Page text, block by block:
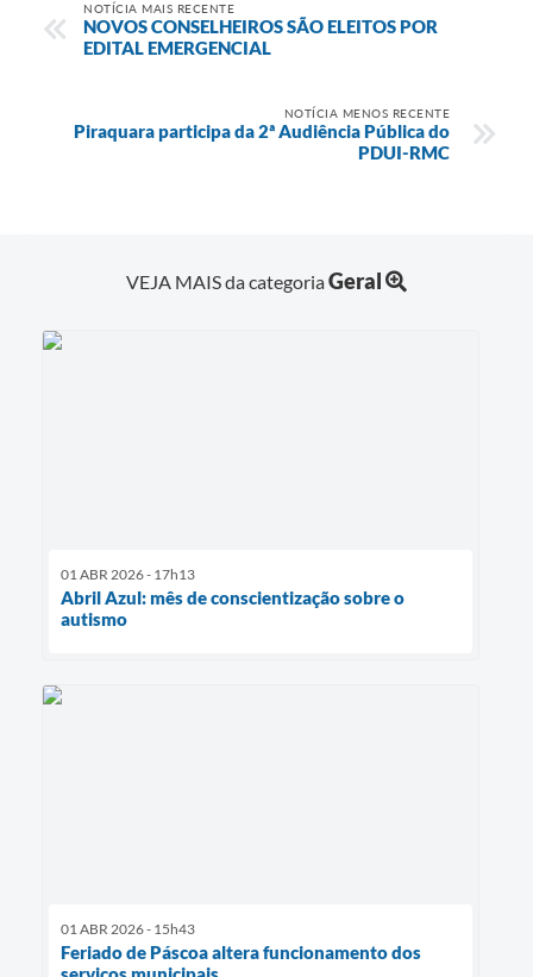
NOTÍCIA MAIS RECENTE
NOVOS CONSELHEIROS SÃO ELEITOS POR
EDITAL EMERGENCIAL
NOTÍCIA MENOS RECENTE
Piraquara participa da 2ª Audiência Pública do
PDUI-RMC
VEJA MAIS da categoriaGeral
01 ABR 2026 - 17h13
Abril Azul: mês de conscientização sobre o
autismo
01 ABR 2026 - 15h43
Feriado de Páscoa altera funcionamento dos